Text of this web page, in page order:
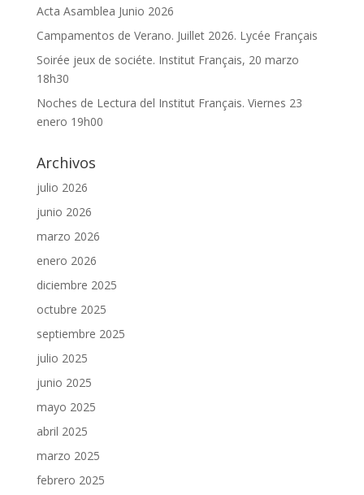
Acta Asamblea Junio 2026
Campamentos de Verano. Juillet 2026. Lycée Français
Soirée jeux de sociéte. Institut Français, 20 marzo
18h30
Noches de Lectura del Institut Français. Viernes 23
enero 19h00
Archivos
julio 2026
junio 2026
marzo 2026
enero 2026
diciembre 2025
octubre 2025
septiembre 2025
julio 2025
junio 2025
mayo 2025
abril 2025
marzo 2025
febrero 2025